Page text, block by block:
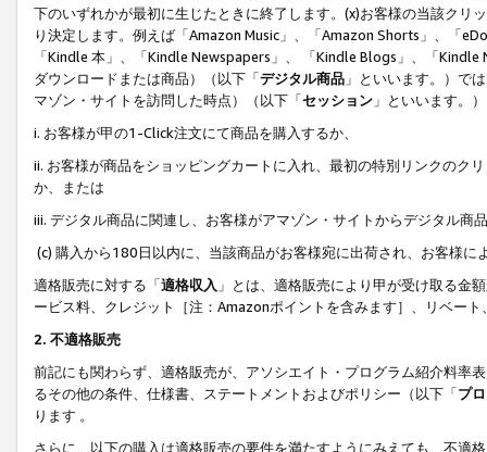
下のいずれかが最初に生じたときに終了します。(x)お客様の当該ク
り決定します。例えば「Amazon Music」、「Amazon Shorts」、「
「Kindle 本」、「Kindle Newspapers」、 「Kindle Blogs」、「
ダウンロードまたは商品）（以下「デジタル商品 」といいます。）で
マゾン・サイトを訪問した時点）（以下「セッション 」といいます。
i. お客様が甲の1-Click注文にて商品を購入するか、
ii. お客様が商品をショッピングカートに入れ、最初の特別リンクのク
か、または
iii. デジタル商品に関連し、お客様がアマゾン・サイトからデジタル
(c) 購入から180日以内に、当該商品がお客様宛に出荷され、お客様
適格販売に対する「適格収入 」とは、適格販売により甲が受け取る金
ービス料、クレジット［注：Amazonポイントを含みます］、リベー
2. 不適格販売
前記にも関わらず、適格販売が、アソシエイト・プログラム紹介料率
るその他の条件、仕様書、ステートメントおよびポリシー（以下「プ
ります 。
さらに、以下の購入は適格販売の要件を満たすようにみえても、不適